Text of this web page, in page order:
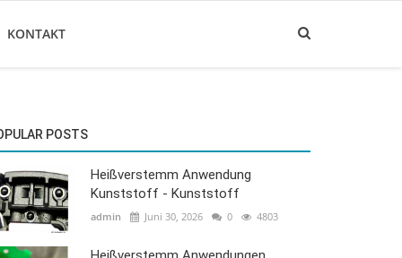
KONTAKT
POSTS
Heißverstemm Anwendung
Kunststoff - Kunststoff
admin Juni 30, 2026 0 4803